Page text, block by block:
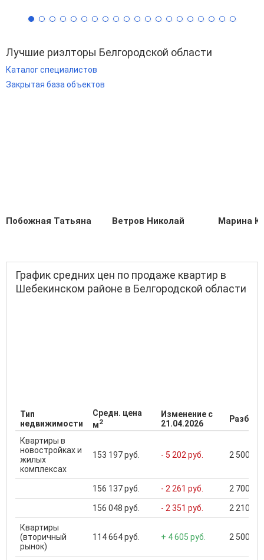
Лучшие риэлторы Белгородской области
Каталог специалистов
Закрытая база объектов
Побожная Татьяна Ветров Николай Марина
График средних цен по продаже квартир в
Шебекинском районе в Белгородской области
Тип
недвижимости
Средн. цена
м2
Изменение с
21.04.2026
Квартиры в
новостройках и
жилых
комплексах
153 197 руб. - 5 202 руб. 2 500
156 137 руб. - 2 261 руб. 2 700
156 048 руб. - 2 351 руб. 2 210
Квартиры
(вторичный
рынок)
114 664 руб. + 4 605 руб. 2 500